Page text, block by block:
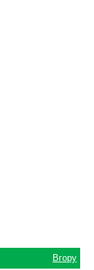
Вгору